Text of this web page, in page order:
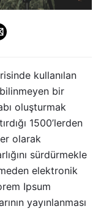
kullanılan
bir
oluşturmak
1500’lerden
olarak
sürdürmekle
elektronik
Ipsum
yayınlanması